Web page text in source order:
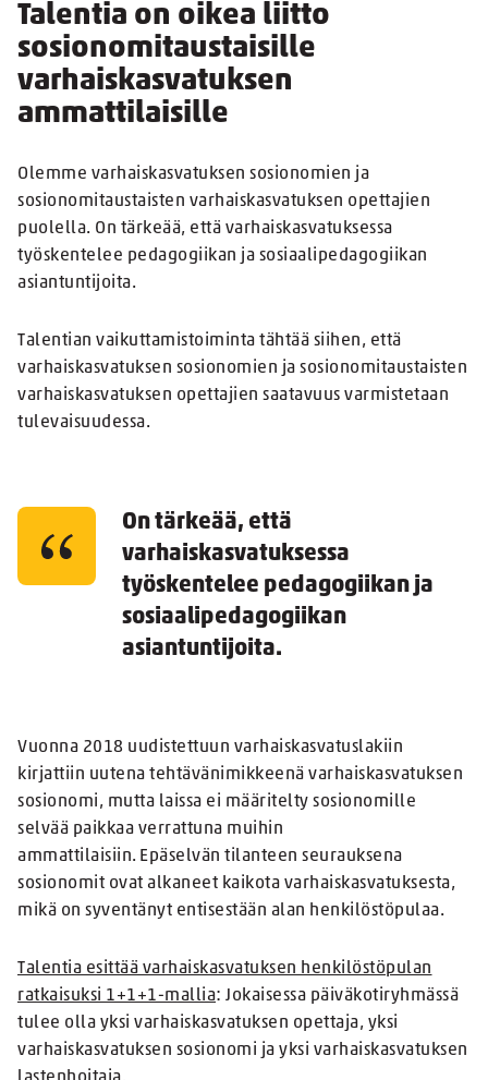
Talentia on oikea liitto
sosionomitaustaisille
varhaiskasvatuksen
ammattilaisille
Olemme varhaiskasvatuksen sosionomien ja
sosionomitaustaisten varhaiskasvatuksen opettajien
puolella. On tärkeää, että varhaiskasvatuksessa
työskentelee pedagogiikan ja sosiaalipedagogiikan
asiantuntijoita.
Talentian vaikuttamistoiminta tähtää siihen, että
varhaiskasvatuksen sosionomien ja sosionomitaustaisten
varhaiskasvatuksen opettajien saatavuus varmistetaan
tulevaisuudessa.
On tärkeää, että
varhaiskasvatuksessa
työskentelee pedagogiikan ja
sosiaalipedagogiikan
asiantuntijoita.
Vuonna 2018 uudistettuun varhaiskasvatuslakiin
kirjattiin uutena tehtävänimikkeenä varhaiskasvatuksen
sosionomi, mutta laissa ei määritelty sosionomille
selvää paikkaa verrattuna muihin
ammattilaisiin. Epäselvän tilanteen seurauksena
sosionomit ovat alkaneet kaikota varhaiskasvatuksesta,
mikä on syventänyt entisestään alan henkilöstöpulaa.
Talentia esittää varhaiskasvatuksen henkilöstöpulan
ratkaisuksi 1+1+1-mallia: Jokaisessa päiväkotiryhmässä
tulee olla yksi varhaiskasvatuksen opettaja, yksi
varhaiskasvatuksen sosionomi ja yksi varhaiskasvatuksen